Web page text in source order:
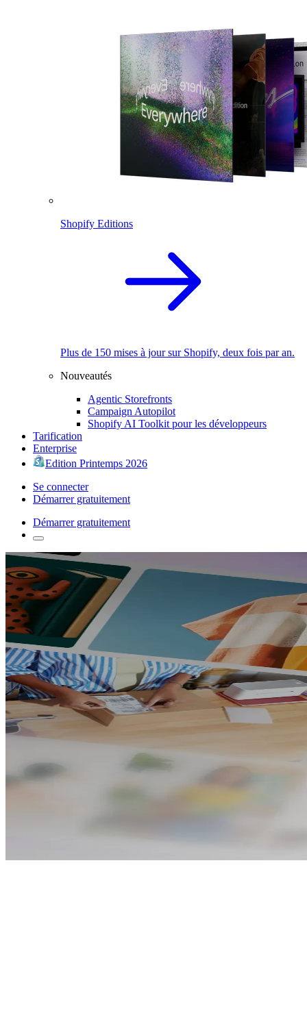
Shopify Editions
Plus de 150 mises à jour sur Shopify, deux fois par an.
Nouveautés
Agentic Storefronts
Campaign Autopilot
Shopify AI Toolkit pour les développeurs
Tarification
Enterprise
Edition Printemps 2026
Se connecter
Démarrer gratuitement
Démarrer gratuitement